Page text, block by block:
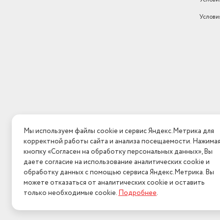
Мы используем файлы cookie и сервис Яндекс.Метрика для
корректной работы сайта и анализа посещаемости. Нажимая
кнопку «Согласен на обработку персональных данных», Вы
даете согласие на использование аналитических cookie и
обработку данных с помощью сервиса Яндекс.Метрика. Вы
можете отказаться от аналитических cookie и оставить
только необходимые cookie.Подробнее.